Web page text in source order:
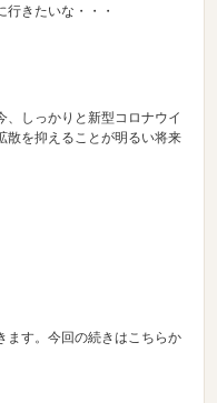
きたいな・・・
、しっかりと新型コロナウイ
散を抑えることが明るい将来
ます。今回の続きはこちらか